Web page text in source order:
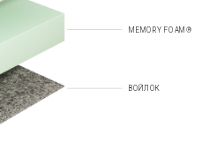
MEMORY FOAM®
ВОЙЛОК